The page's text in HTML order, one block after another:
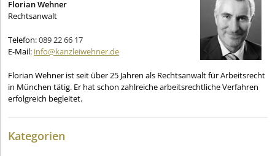
Florian Wehner
Rechtsanwalt
Telefon:089 22 66 17
E-Mail: info@kanzleiwehner.de
Florian Wehner ist seit über 25 Jahren als Rechtsanwalt für Arbeitsrecht
in München tätig. Er hat schon zahlreiche arbeitsrechtliche Verfahren
erfolgreich begleitet.
Kategorien